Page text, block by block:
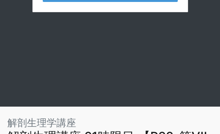
解剖生理学講座
6
解剖生理講座 7時限目 【P14 国試問題にチャレンジして
みよう】